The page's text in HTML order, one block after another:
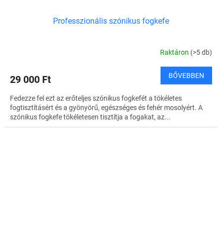
Professzionális szónikus fogkefe
Raktáron (>5 db)
29 000 Ft BŐVEBBEN
Fedezze fel ezt az erőteljes szónikus fogkefét a tökéletes
fogtisztításért és a gyönyörű, egészséges és fehér mosolyért. A
szónikus fogkefe tökéletesen tisztítja a fogakat, az...